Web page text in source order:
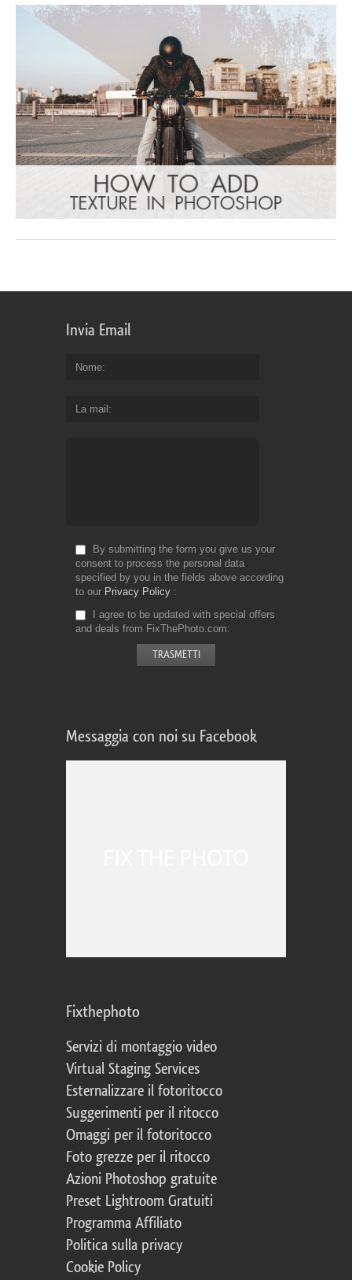
Invia Email
Nome
La mail
By submitting the form you give us your
consent to process the personal data
specified by you in the fields above according
to our Privacy Policy
I agree to be updated with special offers
and deals from FixThePhoto.com
Messaggia con noi su Facebook
Fixthephoto
Servizi di montaggio video
Virtual Staging Services
Esternalizzare il fotoritocco
Suggerimenti per il ritocco
Omaggi per il fotoritocco
Foto grezze per il ritocco
Azioni Photoshop gratuite
Preset Lightroom Gratuiti
Programma Affiliato
Politica sulla privacy
Cookie Policy